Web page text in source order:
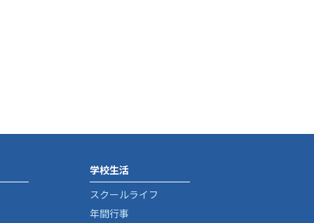
学校生活
スクールライフ
年間行事